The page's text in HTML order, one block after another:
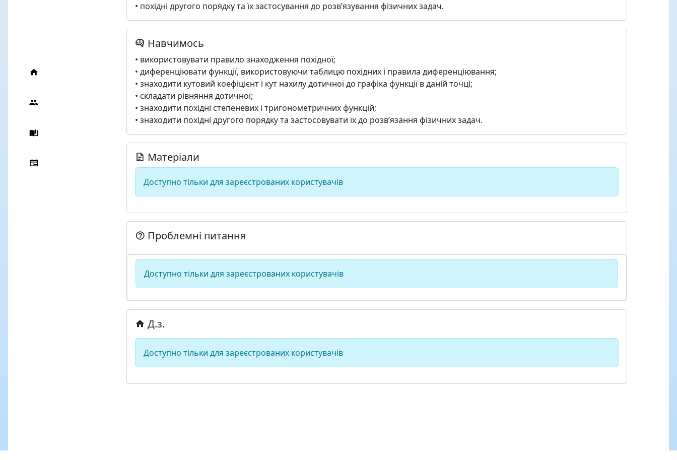
• похідні другого порядку та їх застосування до розв’язування фізичних задач.
Навчимось
• використовувати правило знаходження похідної;
• диференціювати функції, використовуючи таблицю похідних і правила диференціювання;
• знаходити кутовий коефіцієнт і кут нахилу дотичної до графіка функції в даній точці;
• складати рівняння дотичної;
• знаходити похідні степеневих і тригонометричних функцій;
• знаходити похідні другого порядку та застосовувати їх до розв’язання фізичних задач.
Матеріали
Доступно тільки для зареєстрованих користувачів
Проблемні питання
Доступно тільки для зареєстрованих користувачів
Д.з.
Доступно тільки для зареєстрованих користувачів